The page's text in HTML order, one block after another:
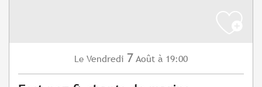
Le Vendredi 7 Août à 19:00